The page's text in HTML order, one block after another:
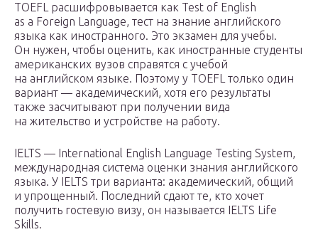
TOEFL расшифровывается как Test of English
as a Foreign Language, тест на знание английского
языка как иностранного. Это экзамен для учебы.
Он нужен, чтобы оценить, как иностранные студенты
американских вузов справятся с учебой
на английском языке. Поэтому у TOEFL только один
вариант — академический, хотя его результаты
также засчитывают при получении вида
на жительство и устройстве на работу.
IELTS — International English Language Testing System,
международная система оценки знания английского
языка. У IELTS три варианта: академический, общий
и упрощенный. Последний сдают те, кто хочет
получить гостевую визу, он называется IELTS Life
Skills.